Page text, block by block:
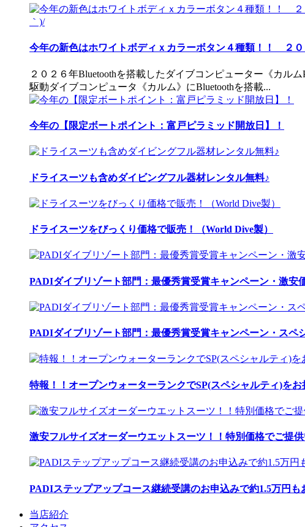
今年の新色はホワイトボディｘカラーボタン４種類！！ ２
２０２６年Bluetoothを搭載したダイブコンピューター《カル
駆動ダイブコンピュータ《カルム》にBluetoothを搭載...
今年の【限定ボートポイント：富戸ピラミッド開放日】！
ドライスーツも含めダイビングフル器材レンタル無料♪
ドライスーツをびっくり価格で販売！（World Dive製）
PADIダイブリゾート部門：最優秀賞受賞キャンペーン・激安
PADIダイブリゾート部門：最優秀賞受賞キャンペーン・スペ
特報！！オープンウォーターランクでSP(スペシャルティ)を
激安フルサイズオーダーウエットスーツ！！特別価格でご提
PADIステップアップコース継続受講のお申込みで約1.5万円も
当店紹介